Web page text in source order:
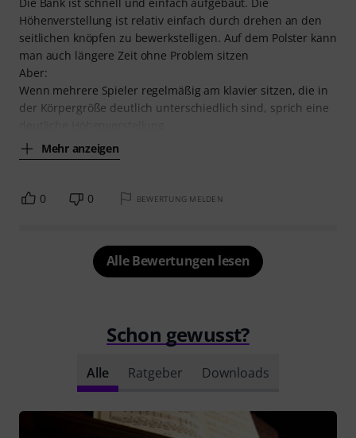
Die Bank ist schnell und einfach aufgebaut. Die
Höhenverstellung ist relativ einfach durch drehen an den
seitlichen knöpfen zu bewerkstelligen. Auf dem Polster kann
man auch längere Zeit ohne Problem sitzen
Aber:
Wenn mehrere Spieler regelmäßig am klavier sitzen, die in
der Körpergröße deutlich unterschiedlich sind, sprich eine
Mehr anzeigen
0 0 BEWERTUNG MELDEN
Alle Bewertungen lesen
Schon gewusst?
Alle Ratgeber Downloads